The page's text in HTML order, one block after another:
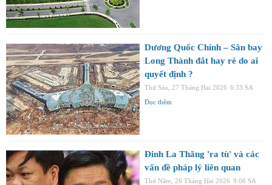
Dương Quốc Chính – Sân bay
Long Thành đắt hay rẻ do ai
quyết định ?
Thứ Sáu, 27 Tháng Hai 2026 6:33 SA
Đọc thêm
Đinh La Thăng 'ra tù' và các
vấn đề pháp lý liên quan
Thứ Năm, 26 Tháng Hai 2026 9:06 SA